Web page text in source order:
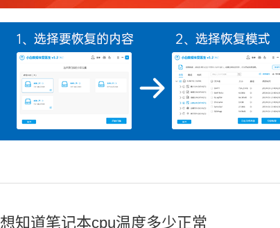
想知道笔记本cpu温度多少正常